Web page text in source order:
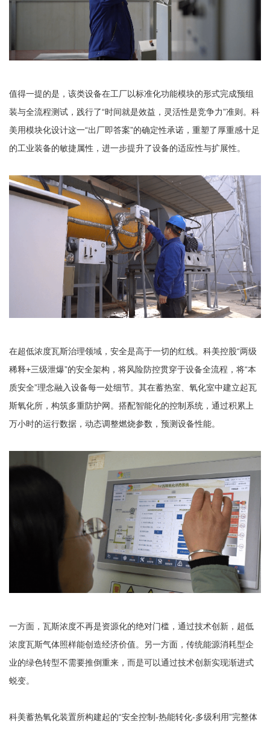
值得一提的是，该类设备在工厂以标准化功能模块的形式完成预组
装与全流程测试，践行了“时间就是效益，灵活性是竞争力”准则。科
美用模块化设计这一“出厂即答案”的确定性承诺，重塑了厚重感十足
的工业装备的敏捷属性，进一步提升了设备的适应性与扩展性。
在超低浓度瓦斯治理领域，安全是高于一切的红线。科美控股“两级
稀释+三级泄爆”的安全架构，将风险防控贯穿于设备全流程，将“本
质安全”理念融入设备每一处细节。其在蓄热室、氧化室中建立起瓦
斯氧化所，构筑多重防护网。搭配智能化的控制系统，通过积累上
万小时的运行数据，动态调整燃烧参数，预测设备性能。
一方面，瓦斯浓度不再是资源化的绝对门槛，通过技术创新，超低
浓度瓦斯气体照样能创造经济价值。另一方面，传统能源消耗型企
业的绿色转型不需要推倒重来，而是可以通过技术创新实现渐进式
蜕变。
科美蓄热氧化装置所构建起的“安全控制-热能转化-多级利用”完整体